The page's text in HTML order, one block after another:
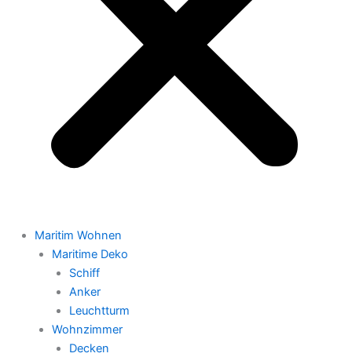
Maritim Wohnen
Maritime Deko
Schiff
Anker
Leuchtturm
Wohnzimmer
Decken